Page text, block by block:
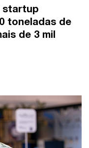
startup
toneladas de
de 3 mil